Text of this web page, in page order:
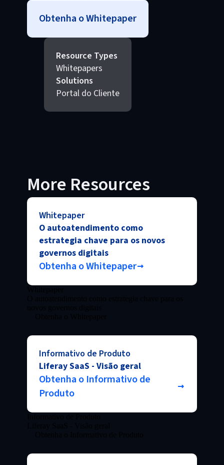
Obtenha o Whitepaper
Resource Types
Whitepapers
Solutions
Portal do Cliente
More Resources
Whitepaper
O autoatendimento como
estrategia chave para os novos
governos digitais
Obtenha o Whitepaper
Informativo de Produto
Liferay SaaS - Visão geral
Obtenha o Informativo de
Produto